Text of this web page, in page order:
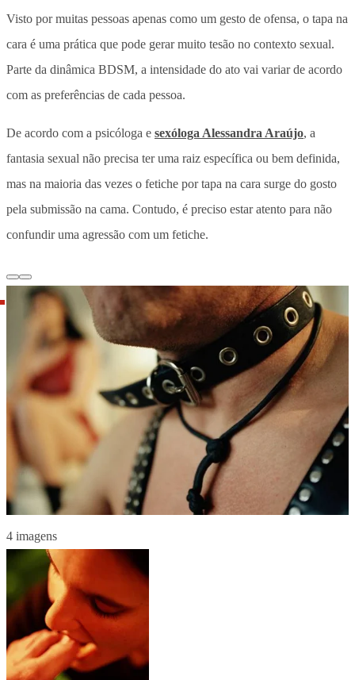
Visto por muitas pessoas apenas como um gesto de ofensa, o tapa na
cara é uma prática que pode gerar muito tesão no contexto sexual.
Parte da dinâmica BDSM, a intensidade do ato vai variar de acordo
com as preferências de cada pessoa.
De acordo com a psicóloga e sexóloga Alessandra Araújo, a
fantasia sexual não precisa ter uma raiz específica ou bem definida,
mas na maioria das vezes o fetiche por tapa na cara surge do gosto
pela submissão na cama. Contudo, é preciso estar atento para não
confundir uma agressão com um fetiche.
4 imagens